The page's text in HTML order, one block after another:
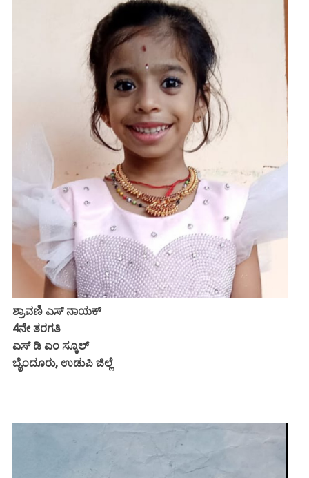
ಶ್ರಾವಣಿ ಎಸ್ ನಾಯಕ್
4ನೇ ತರಗತಿ
ಎಸ್ ಡಿ ಎಂ ಸ್ಕೂಲ್
ಬೈಂದೂರು, ಉಡುಪಿ ಜಿಲ್ಲೆ